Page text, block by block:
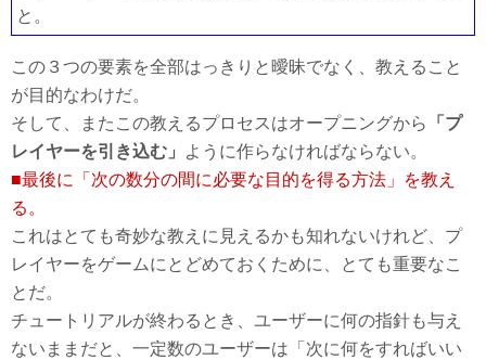
と。
この３つの要素を全部はっきりと曖昧でなく、教えること
が目的なわけだ。
そして、またこの教えるプロセスはオープニングから
「プ
レイヤーを引き込む」
ように作らなければならない。
■最後に「次の数分の間に必要な目的を得る方法」を教え
る。
これはとても奇妙な教えに見えるかも知れないけれど、プ
レイヤーをゲームにとどめておくために、とても重要なこ
とだ。
チュートリアルが終わるとき、ユーザーに何の指針も与え
ないままだと、一定数のユーザーは「次に何をすればいい